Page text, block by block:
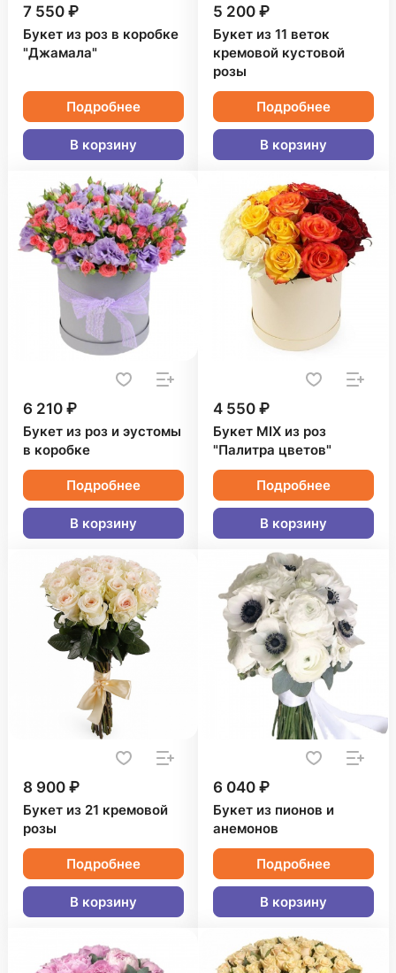
7 550 ₽
Букет из роз в коробке
"Джамала"
Подробнее
В корзину
5 200 ₽
Букет из 11 веток
кремовой кустовой
розы
Подробнее
В корзину
6 210 ₽
Букет из роз и эустомы
в коробке
Подробнее
В корзину
4 550 ₽
Букет MIX из роз
"Палитра цветов"
Подробнее
В корзину
8 900 ₽
Букет из 21 кремовой
розы
Подробнее
В корзину
6 040 ₽
Букет из пионов и
анемонов
Подробнее
В корзину